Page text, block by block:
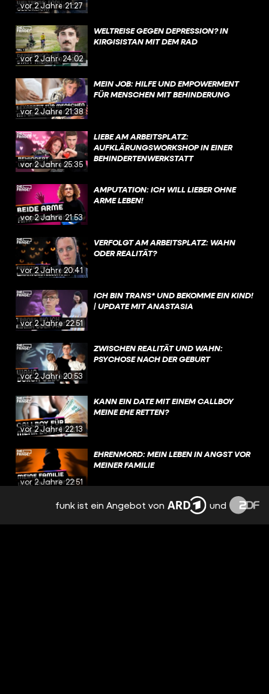
vor 2 Jahren21:27
vor 2 Jahren24:02
WELTREISE GEGEN DEPRESSION? IN
KIRGISISTAN MIT DEM RAD
vor 2 Jahren21:38
MEIN JOB: HILFE UND EMPOWERMENT
FÜR MENSCHEN MIT BEHINDERUNG
vor 2 Jahren25:35
LIEBE AM ARBEITSPLATZ:
AUFKLÄRUNGSWORKSHOP IN EINER
BEHINDERTENWERKSTATT
vor 2 Jahren21:53
AMPUTATION: ICH WILL LIEBER OHNE
ARME LEBEN!
vor 2 Jahren20:41
VERFOLGT AM ARBEITSPLATZ: WAHN
ODER REALITÄT?
vor 2 Jahren22:51
ICH BIN TRANS* UND BEKOMME EIN KIND!
| UPDATE MIT ANASTASIA
vor 2 Jahren20:53
ZWISCHEN REALITÄT UND WAHN:
PSYCHOSE NACH DER GEBURT
vor 2 Jahren22:13
KANN EIN DATE MIT EINEM CALLBOY
MEINE EHE RETTEN?
vor 2 Jahren22:51
EHRENMORD: MEIN LEBEN IN ANGST VOR
MEINER FAMILIE
DEVOTEE & AMELO: WIR STEHEN AUF
MENSCHEN MIT BEHINDERUNG!
funk ist ein Angebot von und